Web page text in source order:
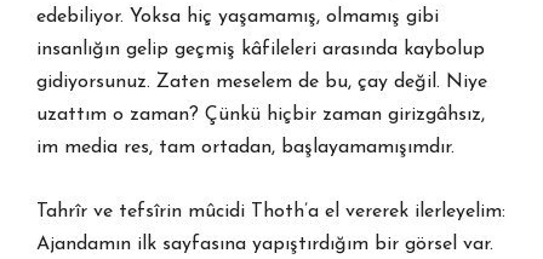
edebiliyor. Yoksa hiç yaşamamış, olmamış gibi
insanlığın gelip geçmiş kâfileleri arasında kaybolup
gidiyorsunuz. Zaten meselem de bu, çay değil. Niye
uzattım o zaman? Çünkü hiçbir zaman girizgâhsız,
im media res, tam ortadan, başlayamamışımdır.
Tahrîr ve tefsîrin mûcidi Thoth’a el vererek ilerleyelim:
Ajandamın ilk sayfasına yapıştırdığım bir görsel var.